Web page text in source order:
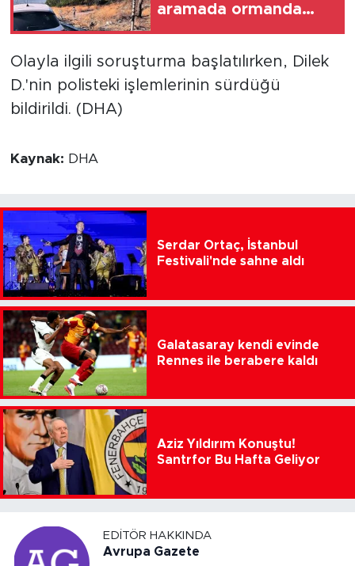
aramada ormanda
Olayla ilgili soruşturma başlatılırken, Dilek
D.'nin polisteki işlemlerinin sürdüğü
bildirildi. (DHA)
Kaynak: DHA
Serdar Ortaç, İstanbul
Festivali'nde sahne aldı
Galatasaray kendi evinde
Rennes ile berabere kaldı
Aziz Yıldırım Konuştu!
Santrfor Bu Hafta Geliyor
EDITÖR HAKKINDA
Avrupa Gazete